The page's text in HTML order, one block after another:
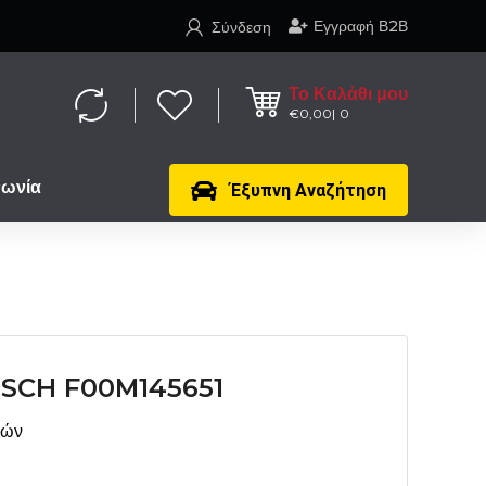
Εγγραφή Β2Β
Σύνδεση
Το Καλάθι μου
€0,00 0
Έξυπνη Αναζήτηση
F00M145651